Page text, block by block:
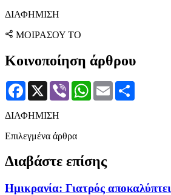
ΔΙΑΦΗΜΙΣΗ
ΜΟΙΡΑΣΟΥ ΤΟ
Κοινοποίηση άρθρου
Facebook
X Viber WhatsApp
Email
ΔΙΑΦΗΜΙΣΗ
Επιλεγμένα άρθρα
Διαβάστε επίσης
Ημικρανία: Γιατρός